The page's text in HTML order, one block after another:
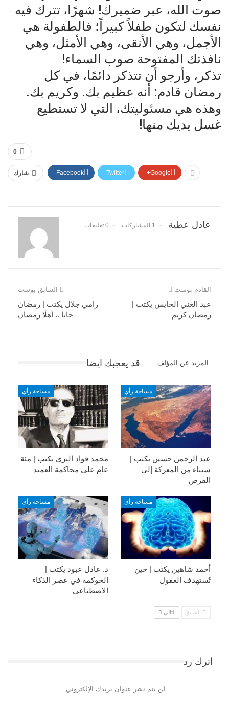
صوت الله، عبر ضميرك! شهرًا، تترك فيه
نفسك لتكون طفلاً كبيراً؛ فالطفولة هي
الأجمل، وهي الأنقى، وهي الأمثل، وهي
نافذتك المفتوحة صوب السماء!
تذكر، وأرجو أن تتذكر دائمًا، في كل
رمضان قادم: أنه عظيم بك. وكريم بك.
وهذه هي مسئوليتك، التي لا تستطيع
غسل يديك منها!
0
شارك Facebook Twitter Google+
عادل عطية 1 المشاركات 0 تعليقات
السابق بوست
رامي جلال يكتب | رمضان
جانا .. أهلًا رمضان
القادم بوست
عبد الغني الحايس يكتب |
رمضان كريم
قد يعجبك ايضا المزيد عن المؤلف
مساحة رأي
محمد فؤاد البري يكتب | مئة
عام على محاكمة العميد
مساحة رأي
عبد الرحمن حسين يكتب |
سيناء من المعركة إلى
الفرص
مساحة رأي
د. عادل عبود يكتب |
الحوكمة في عصر الذكاء
الاصطناعي
مساحة رأي
أحمد شاهين يكتب | حين
تُستهدف العقول
السابق التالي
اترك رد
لن يتم نشر عنوان بريدك الإلكتروني.